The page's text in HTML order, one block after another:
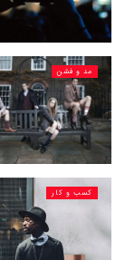
مد و فشن
کسب و کار